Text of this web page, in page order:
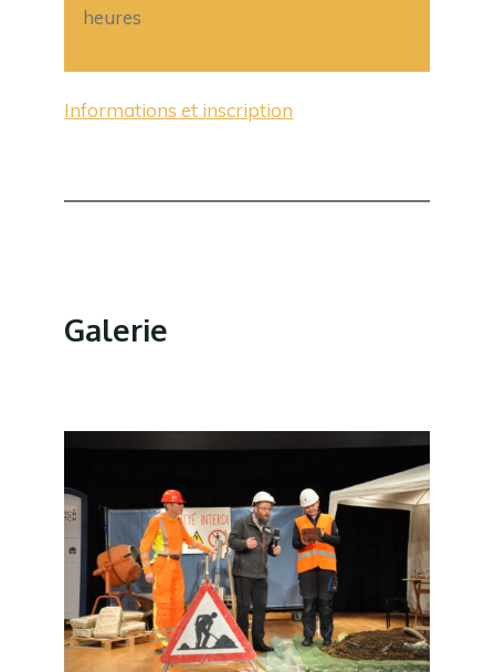
heures
Informations et inscription
Galerie